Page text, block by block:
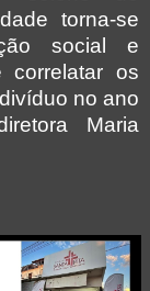
torna-se
social e
correlatar os
no ano
Maria